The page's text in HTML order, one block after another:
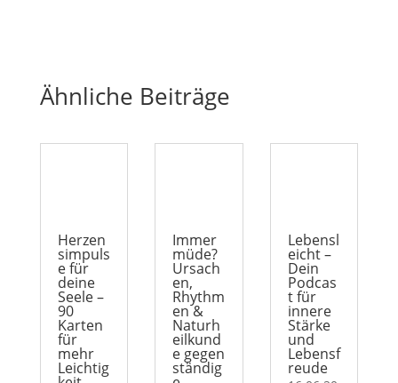
Ähnliche Beiträge
Herzen
simpuls
e für
deine
Seele –
90
Karten
für
mehr
Leichtig
Immer
müde?
Ursach
en,
Rhythm
en &
Naturh
eilkund
e gegen
ständig
Lebensl
eicht –
Dein
Podcas
t für
innere
Stärke
und
Lebensf
reude